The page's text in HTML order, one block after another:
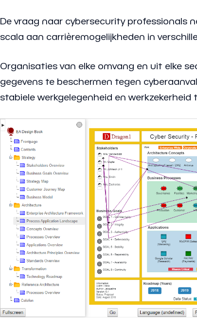
De vraag naar cybersecurity professionals
scala aan carrièremogelijkheden in
Organisaties van elke omvang en uit elke
gegevens te beschermen tegen
stabiele werkgelegenheid en